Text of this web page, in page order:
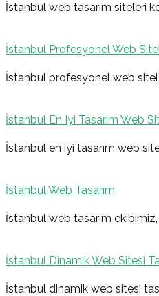
İstanbul web tasarım siteleri
İstanbul Profesyonel Web
İstanbul profesyonel web
İstanbul En Iyi Tasarım Web
İstanbul en iyi tasarım web
İstanbul Web Tasarım
İstanbul web tasarım ekibimiz,
İstanbul Dinamik Web Sitesi
İstanbul dinamik web sitesi